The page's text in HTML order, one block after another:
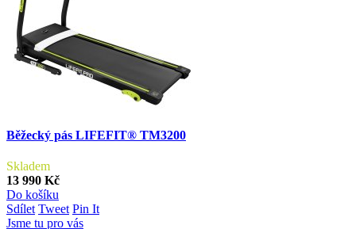
Běžecký pás LIFEFIT® TM3200
Skladem
13 990 Kč
Do košíku
Sdílet Tweet Pin It
Jsme tu pro vás